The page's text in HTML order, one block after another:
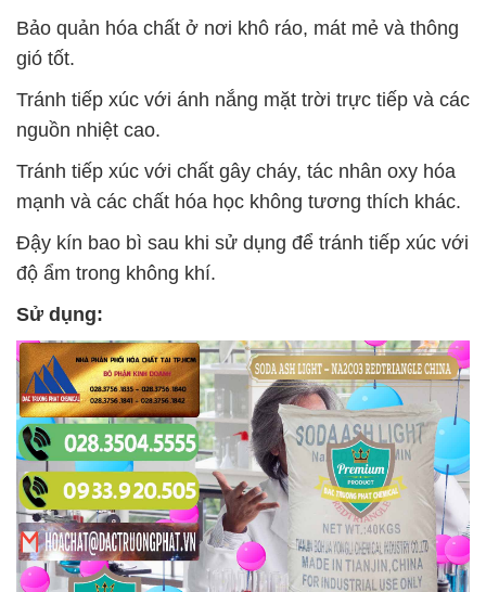
Bảo quản hóa chất ở nơi khô ráo, mát mẻ và thông
gió tốt.
Tránh tiếp xúc với ánh nắng mặt trời trực tiếp và các
nguồn nhiệt cao.
Tránh tiếp xúc với chất gây cháy, tác nhân oxy hóa
mạnh và các chất hóa học không tương thích khác.
Đậy kín bao bì sau khi sử dụng để tránh tiếp xúc với
độ ẩm trong không khí.
Sử dụng: